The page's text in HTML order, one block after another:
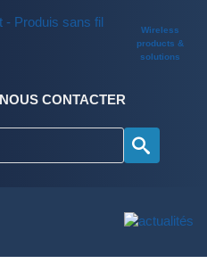
Wireless
products &
solutions
NOUS CONTACTER